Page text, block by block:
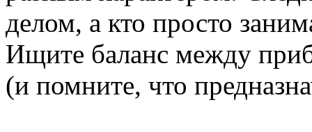
делом, а кто просто
Ищите баланс между
(и помните, что